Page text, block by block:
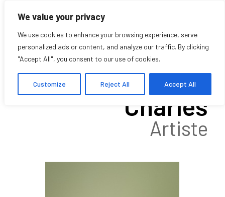
We value your privacy
We use cookies to enhance your browsing experience, serve
personalized ads or content, and analyze our traffic. By clicking
"Accept All", you consent to our use of cookies.
Customize Reject All Accept All
Kessie Theliar-
Charles
Artiste